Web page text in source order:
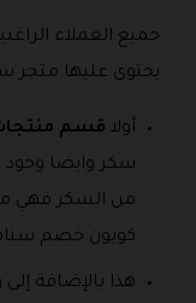
جميع العملاء
يحتوي عليها متجر
أولا قسم
سكر وايضا وجود
من السكر فهي من
كوبون خصم
هذا بالإضافة